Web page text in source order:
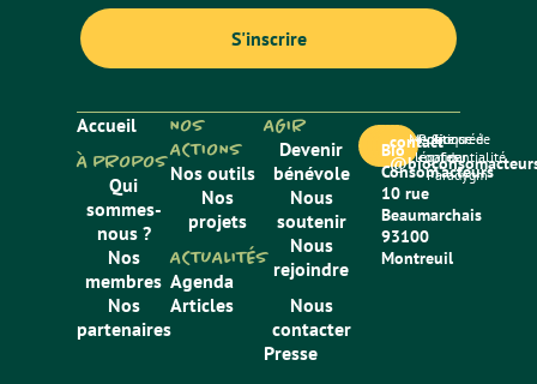
Accueil
À PROPOS
Qui
sommes-
nous ?
Nos
membres
Nos
partenaires
NOS
ACTIONS
Nos outils
Nos
projets
ACTUALITÉS
Agenda
Articles
AGIR
Devenir
bénévole
Nous
soutenir
Nous
rejoindre
Nous
contacter
Presse
Bio
Consom’acteurs
10 rue
Beaumarchais
93100
Montreuil
contact
Mentions
légales
Politique de
confidentialité
Site créé
par
Paradygm